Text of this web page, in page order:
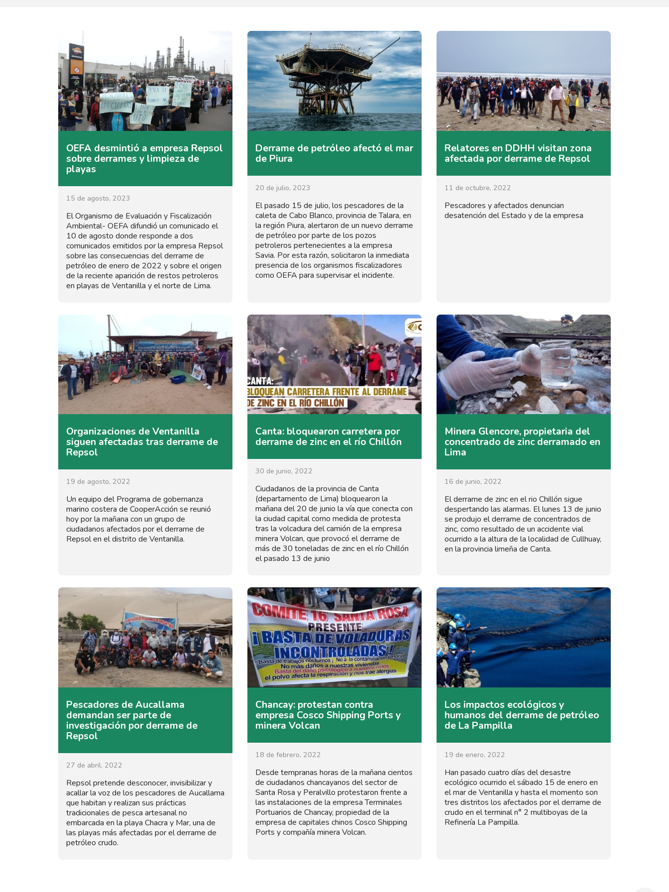
OEFA desmintió a empresa Repsol
sobre derrames y limpieza de
playas
15 de agosto, 2023
El Organismo de Evaluación y Fiscalización
Ambiental- OEFA difundió un comunicado el
10 de agosto donde responde a dos
comunicados emitidos por la empresa Repsol
sobre las consecuencias del derrame de
petróleo de enero de 2022 y sobre el origen
de la reciente aparición de restos petroleros
en playas de Ventanilla y el norte de Lima.
Derrame de petróleo afectó el mar
de Piura
20 de julio, 2023
El pasado 15 de julio, los pescadores de la
caleta de Cabo Blanco, provincia de Talara, en
la región Piura, alertaron de un nuevo derrame
de petróleo por parte de los pozos
petroleros pertenecientes a la empresa
Savia. Por esta razón, solicitaron la inmediata
presencia de los organismos fiscalizadores
como OEFA para supervisar el incidente.
Relatores en DDHH visitan zona
afectada por derrame de Repsol
11 de octubre, 2022
Pescadores y afectados denuncian
desatención del Estado y de la empresa
Organizaciones de Ventanilla
siguen afectadas tras derrame de
Repsol
19 de agosto, 2022
Un equipo del Programa de gobernanza
marino costera de CooperAcción se reunió
hoy por la mañana con un grupo de
ciudadanos afectados por el derrame de
Repsol en el distrito de Ventanilla.
Canta: bloquearon carretera por
derrame de zinc en el río Chillón
30 de junio, 2022
Ciudadanos de la provincia de Canta
(departamento de Lima) bloquearon la
mañana del 20 de junio la vía que conecta con
la ciudad capital como medida de protesta
tras la volcadura del camión de la empresa
minera Volcan, que provocó el derrame de
más de 30 toneladas de zinc en el río Chillón
el pasado 13 de junio
Minera Glencore, propietaria del
concentrado de zinc derramado en
Lima
16 de junio, 2022
El derrame de zinc en el rio Chillón sigue
despertando las alarmas. El lunes 13 de junio
se produjo el derrame de concentrados de
zinc, como resultado de un accidente vial
ocurrido a la altura de la localidad de Cullhuay,
en la provincia limeña de Canta.
Pescadores de Aucallama
demandan ser parte de
investigación por derrame de
Repsol
27 de abril, 2022
Repsol pretende desconocer, invisibilizar y
acallar la voz de los pescadores de Aucallama
que habitan y realizan sus prácticas
tradicionales de pesca artesanal no
embarcada en la playa Chacra y Mar, una de
las playas más afectadas por el derrame de
petróleo crudo.
Chancay: protestan contra
empresa Cosco Shipping Ports y
minera Volcan
18 de febrero, 2022
Desde tempranas horas de la mañana cientos
de ciudadanos chancayanos del sector de
Santa Rosa y Peralvillo protestaron frente a
las instalaciones de la empresa Terminales
Portuarios de Chancay, propiedad de la
empresa de capitales chinos Cosco Shipping
Ports y compañía minera Volcan.
Los impactos ecológicos y
humanos del derrame de petróleo
de La Pampilla
19 de enero, 2022
Han pasado cuatro días del desastre
ecológico ocurrido el sábado 15 de enero en
el mar de Ventanilla y hasta el momento son
tres distritos los afectados por el derrame de
crudo en el terminal n° 2 multiboyas de la
Refinería La Pampilla.